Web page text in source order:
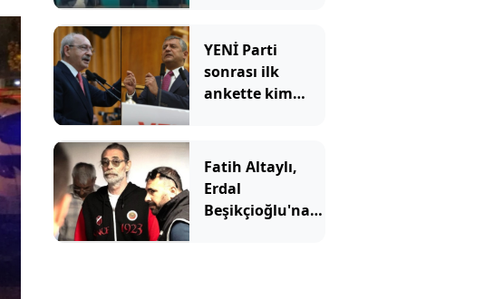
YENİ Parti
sonrası ilk
ankette kim
Fatih Altaylı,
Erdal
Beşikçioğlu'na